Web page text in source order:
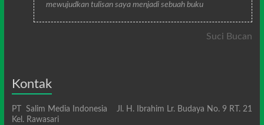
mewujudkan tulisan saya menjadi sebuah buku
Suci Bucan
Kontak
PT Salim Media Indonesia Jl. H. Ibrahim Lr. Budaya No. 9 RT. 21
Kel. Rawasari